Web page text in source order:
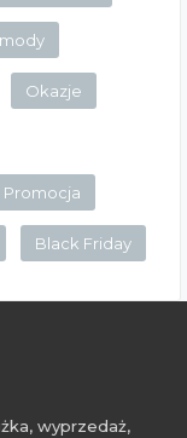
Okazje
Promocja
Black Friday
wyprzedaż,